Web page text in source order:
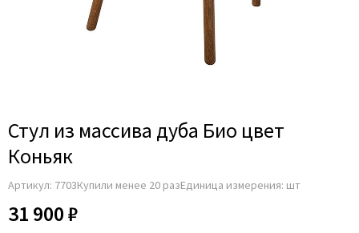
Стул из массива дуба Био цвет
Коньяк
Артикул: 7703Купили менее 20 разЕдиница измерения: шт
31 900 ₽